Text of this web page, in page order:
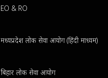
EO & RO
मध्यप्रदेश लोक सेवा आयोग (हिंदी माध्यम)
बिहार लोक सेवा आयोग